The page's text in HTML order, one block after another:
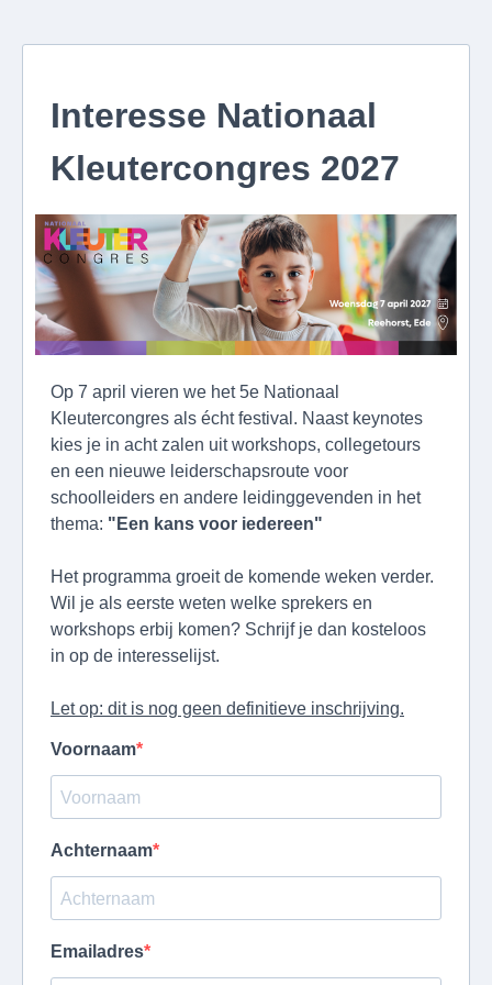
Interesse Nationaal
Kleutercongres 2027
Op 7 april vieren we het 5e Nationaal
Kleutercongres als écht festival. Naast keynotes
kies je in acht zalen uit workshops, collegetours
en een nieuwe leiderschapsroute voor
schoolleiders en andere leidinggevenden in het
thema: "Een kans voor iedereen"
Het programma groeit de komende weken verder.
Wil je als eerste weten welke sprekers en
workshops erbij komen? Schrijf je dan kosteloos
in op de interesselijst.
Let op: dit is nog geen definitieve inschrijving.
Voornaam
Achternaam
Emailadres